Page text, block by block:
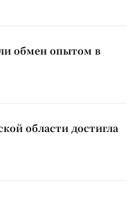
обмен опытом в
области достигла